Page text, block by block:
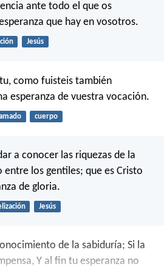
ante todo el que os
que hay en vosotros.
Jesús
como fuisteis también
esperanza de vuestra vocación.
cuerpo
a conocer las riquezas de la
los gentiles; que es Cristo
de gloria.
Jesús
de la sabiduría; Si la
Y al fin tu esperanza no